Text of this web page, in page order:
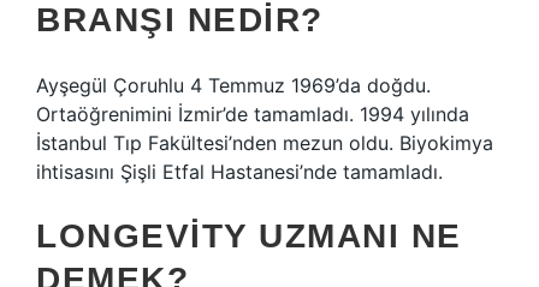
BRANŞI NEDIR?
Ayşegül Çoruhlu 4 Temmuz 1969’da doğdu.
Ortaöğrenimini İzmir’de tamamladı. 1994 yılında
İstanbul Tıp Fakültesi’nden mezun oldu. Biyokimya
ihtisasını Şişli Etfal Hastanesi’nde tamamladı.
LONGEVITY UZMANI NE
DEMEK?